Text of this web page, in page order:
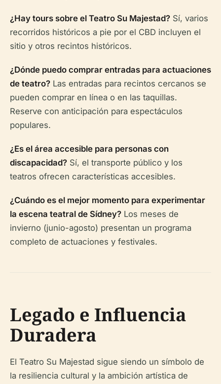
¿Hay tours sobre el Teatro Su Majestad? Sí, varios
recorridos históricos a pie por el CBD incluyen el
sitio y otros recintos históricos.
¿Dónde puedo comprar entradas para actuaciones
de teatro? Las entradas para recintos cercanos se
pueden comprar en línea o en las taquillas.
Reserve con anticipación para espectáculos
populares.
¿Es el área accesible para personas con
discapacidad? Sí, el transporte público y los
teatros ofrecen características accesibles.
¿Cuándo es el mejor momento para experimentar
la escena teatral de Sídney? Los meses de
invierno (junio-agosto) presentan un programa
completo de actuaciones y festivales.
Legado e Influencia
Duradera
El Teatro Su Majestad sigue siendo un símbolo de
la resiliencia cultural y la ambición artística de